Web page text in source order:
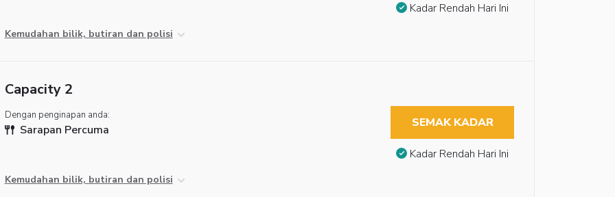
Kemudahan bilik, butiran dan polisi
Kadar Rendah Hari Ini
Capacity 2
Dengan penginapan anda:
Sarapan Percuma
Kemudahan bilik, butiran dan polisi
SEMAK KADAR
Kadar Rendah Hari Ini